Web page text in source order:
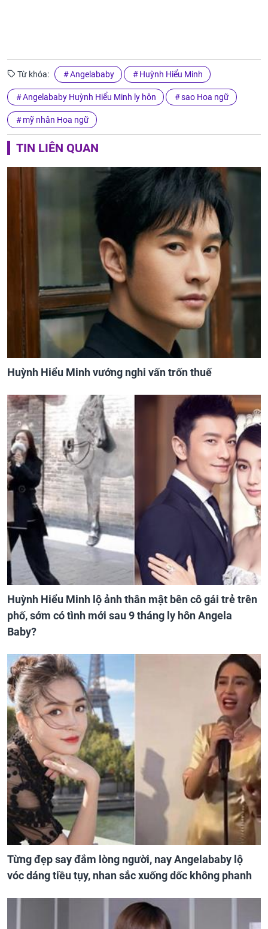
Từ khóa: Angelababy Huỳnh Hiểu Minh
Angelababy Huỳnh Hiểu Minh ly hôn sao Hoa ngữ
mỹ nhân Hoa ngữ
TIN LIÊN QUAN
Huỳnh Hiểu Minh vướng nghi vấn trốn thuế
Huỳnh Hiểu Minh lộ ảnh thân mật bên cô gái trẻ trên
phố, sớm có tình mới sau 9 tháng ly hôn Angela
Baby?
Từng đẹp say đắm lòng người, nay Angelababy lộ
vóc dáng tiều tụy, nhan sắc xuống dốc không phanh